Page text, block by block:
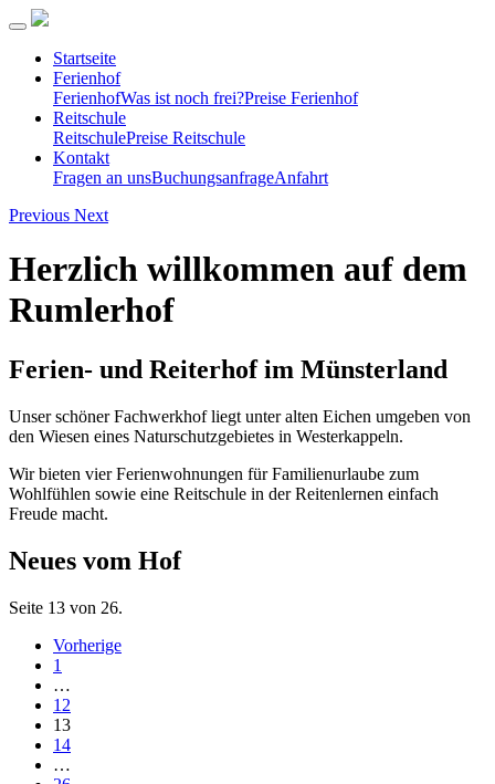
Startseite
Ferienhof
FerienhofWas ist noch frei?Preise Ferienhof
Reitschule
ReitschulePreise Reitschule
Kontakt
Fragen an unsBuchungsanfrageAnfahrt
Previous Next
Herzlich willkommen auf dem
Rumlerhof
Ferien- und Reiterhof im Münsterland
Unser schöner Fachwerkhof liegt unter alten Eichen umgeben von
den Wiesen eines Naturschutzgebietes in Westerkappeln.
Wir bieten vier Ferienwohnungen für Familienurlaube zum
Wohlfühlen sowie eine Reitschule in der Reitenlernen einfach
Freude macht.
Neues vom Hof
Seite 13 von 26.
Vorherige
1
…
12
13
14
…